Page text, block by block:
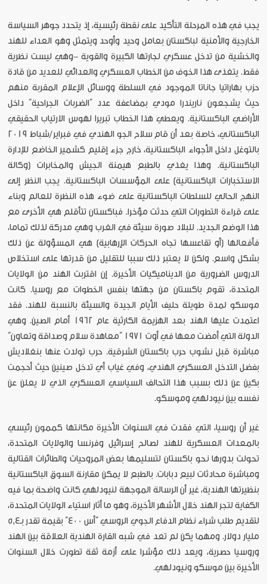
يجب في هذه المرحلة التأكيد على نقطة رئيسية، إذ يتحدد جوهر السياسة
الخارجية والأمنية لباكستان بعامل وحيد وأوحد ويتمثل وهو العداء للهند
والخشية من تدخل عسكري لجارتها الكبيرة والقوية -وهي ليست نظرية
فقط. يتغذى هذا الخوف من الخطاب العسكري والعدائي للعديد من قادة
حزب بهاراتيا جاناتا الموجود في السلطة ووسائل الإعلام المقربة منهم
حيث يشجعون ناريندرا مودي بمضاعفة عدد “الضربات الجراحية” داخل
الأراضي الباكستانية. ويعطي هذا الخطاب تبريرا لهوس الارتياب الحقيقي
الباكستاني، خاصة بعد أن قام سلاح الجو الهندي في فبراير/شباط 2019
بالتوغل داخل الأجواء الباكستانية، خارج جزء إقليم كشمير الخاضع للإدارة
الباكستانية. وهذا يغذي بالطبع هيمنة الجيش والمخابرات (وكالة
الاستخبارات الباكستانية) على المؤسسات الباكستانية. يجب النظر إلى
النهج الحالي للسلطات الباكستانية على ضوء هذه النظرة للعالم وبناء
على قراءة التطورات التي حدثت مؤخرا. فباكستان تتأقلم هي الأخرى مع
هذا الوضع الجديد. للبلاد صورة سيئة في الغرب وهي مدركة لذلك تماما،
فأفعالها (أو تقاعسها تجاه الحركات الإرهابية) هي المسؤولة عن ذلك
بشكل واسع. ولكن لا يعتبر ذلك سببا للتقليل من قدرتها على استخلاص
الدروس الضرورية من الديناميكيات الأخيرة. إن اقتربت الهند من الولايات
المتحدة، تقوم باكستان من جهتها بنفس الخطوات مع روسيا. كانت
موسكو لمدة طويلة حليف الأيام الجيدة والسيئة بالنسبة للهند. فقد
اعتمدت عليها الهند بعد الهزيمة الكارثية عام 1962 أمام الصين. وهي
الدولة التي أمضت معها في أوت 1971 “معاهدة سلام وصداقة وتعاون”
مباشرة قبل نشوب حرب باكستان الشرقية. حرب تولدت عنها بنغلاديش
بفضل التدخل العسكري الهندي، وفي غياب أي تدخل صينين حيث أحجمت
بكين عن ذلك بسبب هذا التحالف السياسي العسكري الذي لا يعلن عن
نفسه بين نيودلهي وموسكو.
غير أن روسيا، التي فقدت في السنوات الأخيرة مكانتها كممون رئيسي
بالمعدات العسكرية للهند لصالح إسرائيل وفرنسا والولايات المتحدة،
تحولت بدورها نحو باكستان لتسليمها بعض المروحيات والطائرات القتالية
ومباشرة محادثات لبيع دبابات. بالطبع لا يمكن مقارنة السوق الباكستانية
بنظيرتها الهندية، غير أن الرسالة الموجهة لنيودلهي كانت واضحة بما فيه
الكفاية لتجر الهند خلال الأشهر الأخيرة، وهو ما أثار استياء الولايات المتحدة،
لتقديم طلب شراء نظام الدفاع الجوي الروسي “أس 400” بقيمة تقدر بـ5,4
مليار دولار. ومهما يكن لم تعد في شبه القارة الهندية العلاقة بين الهند
وروسيا حصرية، ويعد ذلك مؤشرا على أزمة ثقة تطورت خلال السنوات
الأخيرة بين موسكو ونيودلهي.